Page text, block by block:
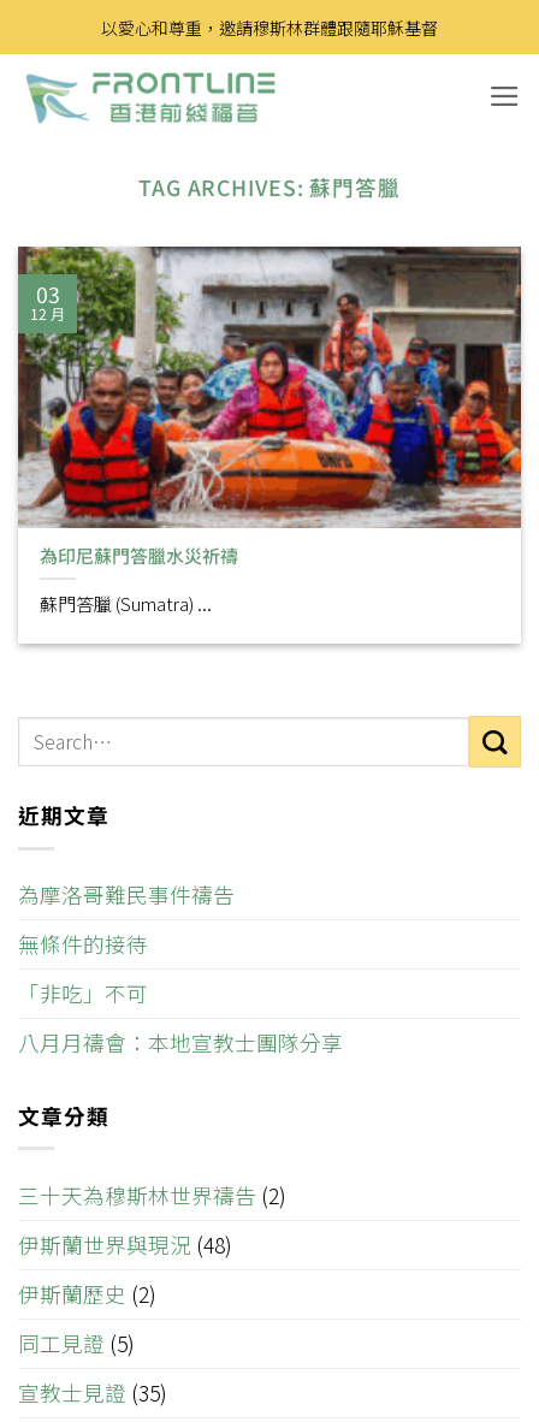
to
content
以愛心和尊重，邀請穆斯林群體跟隨耶穌基督
TAG ARCHIVES:蘇門答臘
為印尼蘇門答臘水災祈禱
蘇門答臘 (Sumatra) ...
03
12 月
近期文章
為摩洛哥難民事件禱告
無條件的接待
「非吃」不可
八月月禱會：本地宣教士團隊分享
文章分類
三十天為穆斯林世界禱告 (2)
伊斯蘭世界與現況 (48)
伊斯蘭歷史 (2)
同工見證 (5)
宣教士見證 (35)